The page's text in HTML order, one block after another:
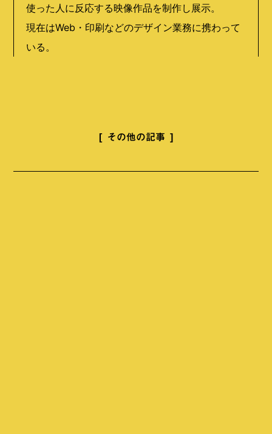
使った人に反応する映像作品を制作し展示。
現在はWeb・印刷などのデザイン業務に携わって
いる。
その他の記事